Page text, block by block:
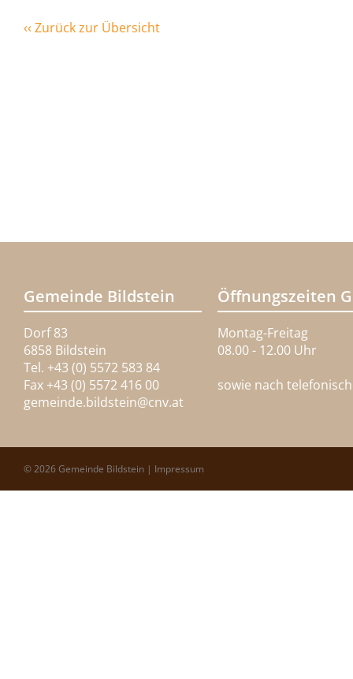
‹‹ Zurück zur Übersicht
Gemeinde Bildstein
Dorf 83
6858 Bildstein
Tel. +43 (0) 5572 583 84
Fax +43 (0) 5572 416 00
gemeinde.bildstein@cnv.at
Öffnungszeiten
Montag-Freitag
08.00 - 12.00 Uhr
sowie nach
© 2026 Gemeinde Bildstein | Impressum